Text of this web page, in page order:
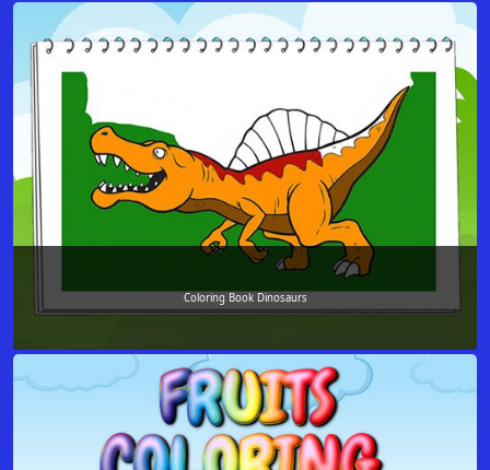
Coloring Book Dinosaurs